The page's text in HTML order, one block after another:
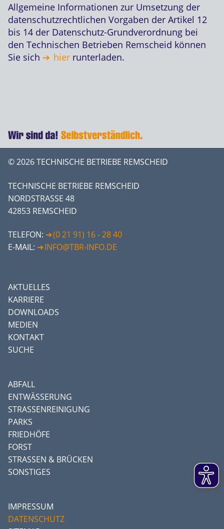
Allgemeine Informationen zur Umsetzung der
datenschutzrechtlichen Vorgaben der Artikel 12
bis 14 der Datenschutz-Grundverordnung bei
den Technischen Betrieben Remscheid können
Sie sich
hier runterladen.
© 2026 TECHNISCHE BETRIEBE REMSCHEID
TECHNISCHE BETRIEBE REMSCHEID
NORDSTRASSE 48
42853 REMSCHEID
TELEFON:
(0 21 91) 16 - 28 40
E-MAIL:
INFO@TBR-INFO.DE
AKTUELLES
KARRIERE
DOWNLOADS
MEDIEN
KONTAKT
SUCHE
ABFALL
ENTWÄSSERUNG
STRASSENREINIGUNG
PARKS
FRIEDHÖFE
FORST
STRASSEN & BRÜCKEN
SONSTIGES
IMPRESSUM
DATENSCHUTZ